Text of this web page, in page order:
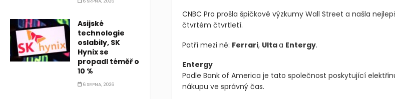
CNBC Pro prošla špičkové výzkumy Wall Street a našla
čtvrtém čtvrtletí.
Patří mezi ně: Ferrari, Ultaa Entergy.
Entergy
Podle Bank of America je tato společnost poskytující
nákupu ve správný čas.
Asijské
technologie
oslabily, SK
Hynix se
propadl téměř o
10 %
6 SRPNA, 2026